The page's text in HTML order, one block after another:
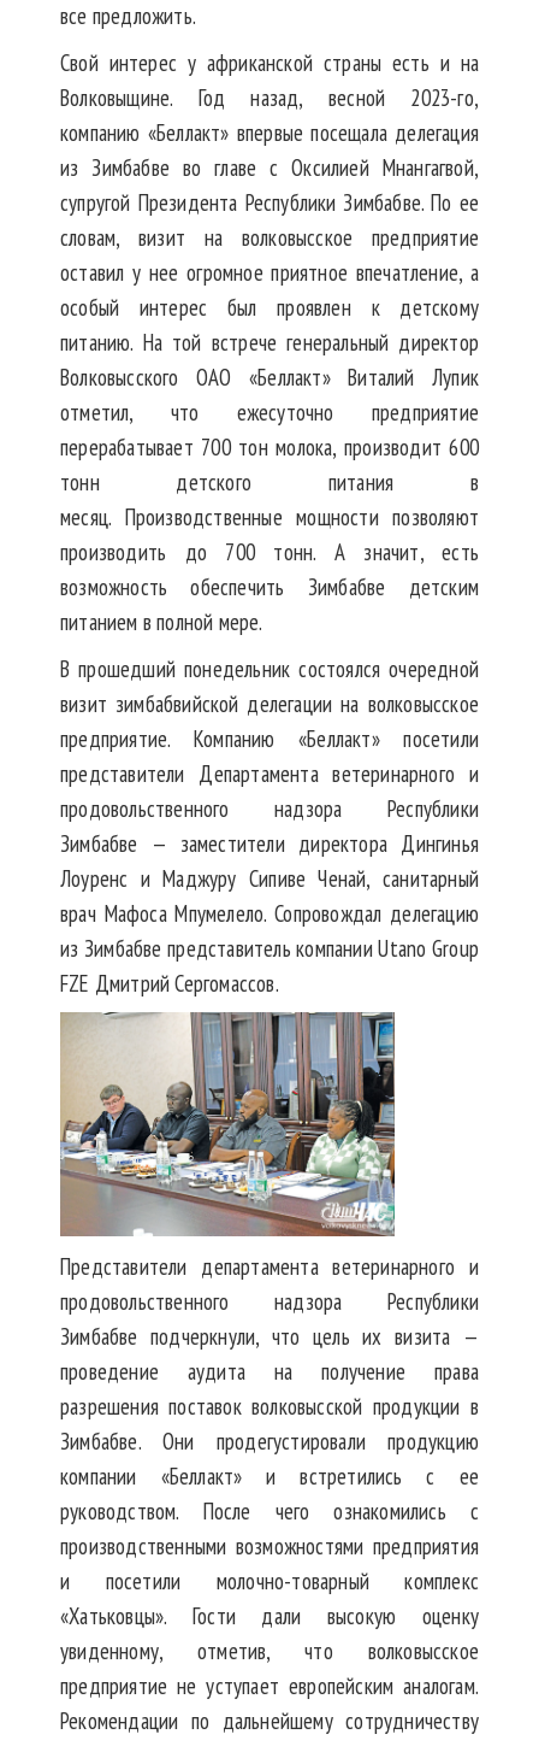
все предложить.
Свой интерес у африканской страны есть и на
Волковыщине. Год назад, весной 2023-го,
компанию «Беллакт» впервые посещала делегация
из Зимбабве во главе с Оксилией Мнангагвой,
супругой Президента Республики Зимбабве. По ее
словам, визит на волковысское предприятие
оставил у нее огромное приятное впечатление, а
особый интерес был проявлен к детскому
питанию. На той встрече генеральный директор
Волковысского ОАО «Беллакт» Виталий Лупик
отметил, что ежесуточно предприятие
перерабатывает 700 тон молока, производит 600
тонн детского питания в
месяц. Производственные мощности позволяют
производить до 700 тонн. А значит, есть
возможность обеспечить Зимбабве детским
питанием в полной мере.
В прошедший понедельник состоялся очередной
визит зимбабвийской делегации на волковысское
предприятие. Компанию «Беллакт» посетили
представители Департамента ветеринарного и
продовольственного надзора Республики
Зимбабве — заместители директора Дингинья
Лоуренс и Маджуру Сипиве Ченай, санитарный
врач Мафоса Мпумелело. Сопровождал делегацию
из Зимбабве представитель компании Utano Group
FZE Дмитрий Сергомассов.
Представители департамента ветеринарного и
продовольственного надзора Рес­публики
Зимбабве подчеркнули, что цель их визита —
проведение аудита на получение права
разрешения поставок волковысской продукции в
Зимбабве. Они продегустировали продукцию
компании «Беллакт» и встретились с ее
руководством. После чего ознакомились с
производственными возможностями предприятия
и посетили молочно-товарный комплекс
«Хатьковцы». Гости дали высокую оценку
увиденному, отметив, что волковысское
предприятие не уступает европейским аналогам.
Рекомендации по дальнейшему сотрудничеству